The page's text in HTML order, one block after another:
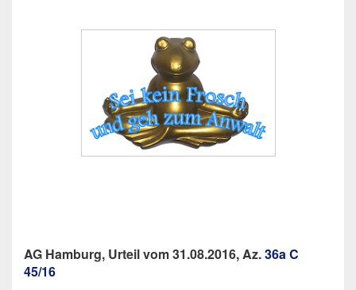
AG Hamburg, Urteil vom 31.08.2016, Az.36a C
45/16